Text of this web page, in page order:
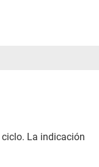
La indicación